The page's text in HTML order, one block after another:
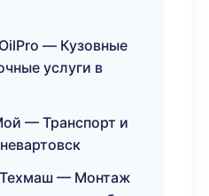
— Кузовные
услуги в
— Транспорт и
— Монтаж